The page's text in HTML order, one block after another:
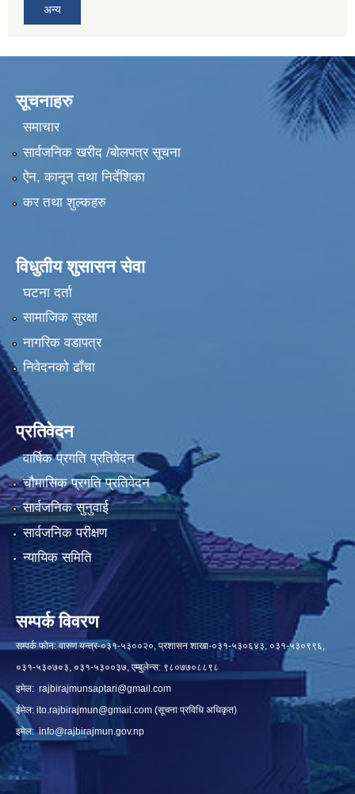
अन्य
सूचनाहरु
समाचार
सार्वजनिक खरीद /बोलपत्र सूचना
ऐन, कानून तथा निर्देशिका
कर तथा शुल्कहरु
विधुतीय शुसासन सेवा
घटना दर्ता
सामाजिक सुरक्षा
नागरिक वडापत्र
निवेदनको ढाँचा
प्रतिवेदन
वार्षिक प्रगति प्रतिवेदन
चौमासिक प्रगति प्रतिवेदन
सार्वजनिक सुनुवाई
सार्वजनिक परीक्षण
न्यायिक समिति
सम्पर्क विवरण
सम्पर्क फोन: वारुण यन्त्र-०३१-५३००२०, प्रशासन शाखा-०३१-५३०६४३, ०३१-५३०९९६,
०३१-५३०७०३, ०३१-५३००३७, एम्बुलेन्स: ९८०७७०८८९८
इमेल: rajbirajmunsaptari@gmail.com
ईमेल: ito.rajbirajmun@gmail.com (सूचना प्रविधि अधिकृत)
इमेल:info@rajbirajmun.gov.np